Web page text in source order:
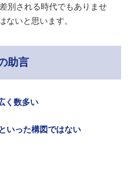
別される時代でもありませ
ないと思います。
助言
く数多い
いった構図ではない